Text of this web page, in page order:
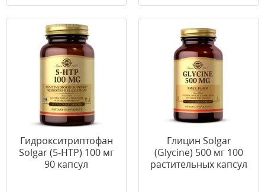
Гидрокситриптофан
Solgar (5-HTP) 100 мг
90 капсул
Глицин Solgar
(Glycine) 500 мг 100
растительных капсул